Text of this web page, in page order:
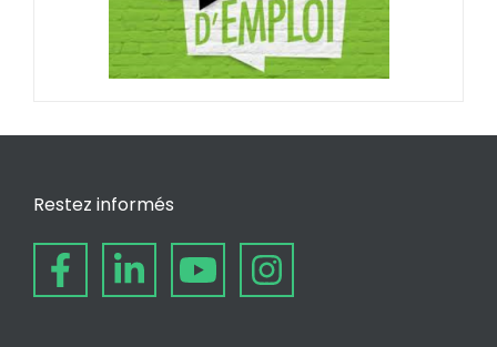
Restez informés